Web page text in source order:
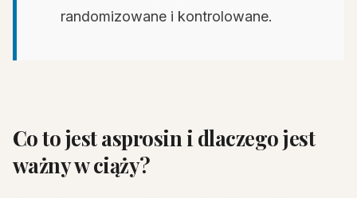
randomizowane i kontrolowane.
Co to jest asprosin i dlaczego jest
ważny w ciąży?